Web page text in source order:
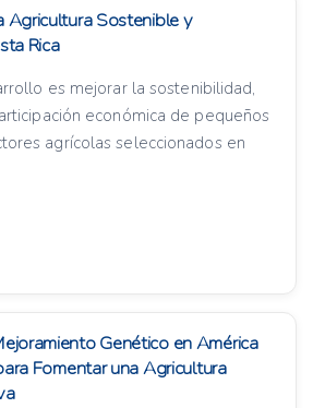
Agricultura Sostenible y
Rica
es mejorar la sostenibilidad,
económica de pequeños
agrícolas seleccionados en
Genético en América
Fomentar una Agricultura